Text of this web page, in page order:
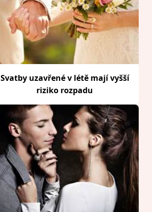
Svatby uzavřené v létě mají vyšší
riziko rozpadu